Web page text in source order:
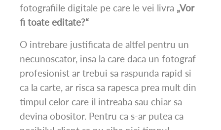
fotografiile digitale pe care le vei livra „Vor
fi toate editate?“
O intrebare justificata de altfel pentru un
necunoscator, insa la care daca un fotograf
profesionist ar trebui sa raspunda rapid si
ca la carte, ar risca sa rapesca prea mult din
timpul celor care il intreaba sau chiar sa
devina obositor. Pentru ca s-ar putea ca